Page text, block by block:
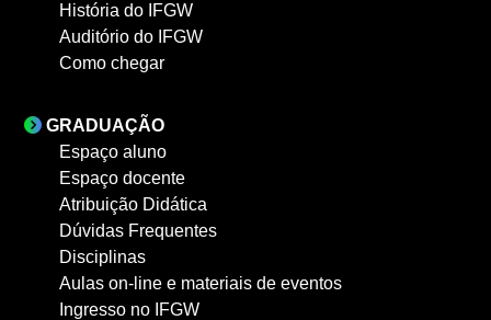
História do IFGW
Auditório do IFGW
Como chegar
GRADUAÇÃO
Espaço aluno
Espaço docente
Atribuição Didática
Dúvidas Frequentes
Disciplinas
Aulas on-line e materiais de eventos
Ingresso no IFGW